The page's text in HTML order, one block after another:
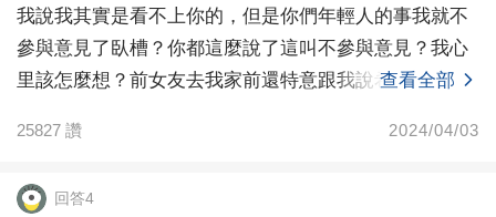
沒給他面子，他也同樣沒給我家里人面子，我只是被夾
著，為什麼反倒他成受害者了，真正的受害者不應該是
我嗎？我爸雖然也不對，但是我覺得他也有點太傲了，
不喝，洗碗的時候還摔了一個，走的時候招呼也不打風
了，社會上的苦和人情都不懂，最后還要跟我分手，真
我說我其實是看不上你的，但是你們年輕人的事我就不
參與意見了臥槽？你都這麼說了這叫不參與意見？我心
里該怎麼想？前女友去我家前還特意跟我說希望能有紅
查看全部
25827 讚 2024/04/03
回答4